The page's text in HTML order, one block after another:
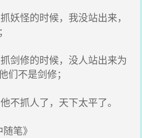
妖怪的时候，我没站出来，
剑修的时候，没人站出来为
们不是剑修；
抓人了，天下太平了。
笔》